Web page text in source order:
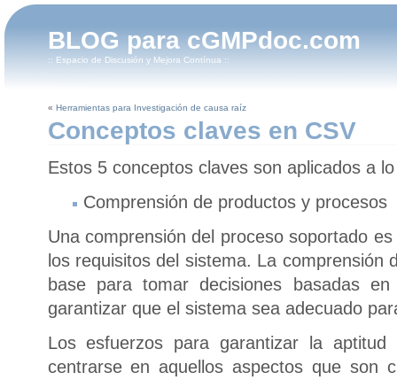
BLOG para cGMPdoc.com
:: Espacio de Discusión y Mejora Contínua ::
« Herramientas para Investigación de causa raíz
Conceptos claves en CSV
Estos 5 conceptos claves son aplicados a
Comprensión de productos y procesos
Una comprensión del proceso soportado
los requisitos del sistema. La comprensión
base para tomar decisiones basadas
garantizar que el sistema sea adecuado
Los esfuerzos para garantizar la
centrarse en aquellos aspectos que son